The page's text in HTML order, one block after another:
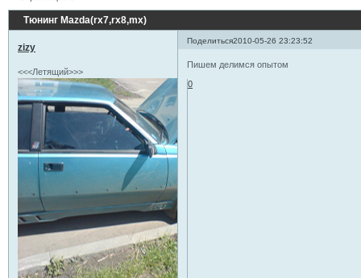
Тюнинг Mazda(rx7,rx8,mx)
Поделиться2010-05-26 23:23:52
zizy
<<<Летящий>>>
Пишем делимся опытом
0